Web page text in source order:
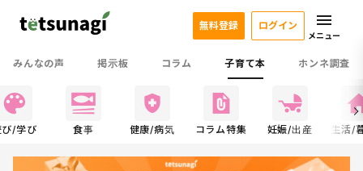
みんなの声 掲示板 コラム 子育て本 ホンネ調査
無料登録 ログイン
メニュー
び/学び 食事 健康/病気 コラム特集 妊娠/出産 生活/